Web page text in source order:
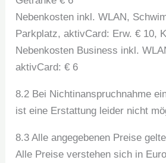
Nebenkosten inkl. WLAN,
Parkplatz, aktivCard: Erw. € 10,
Nebenkosten Business inkl.
aktivCard: € 6
8.2 Bei Nichtinanspruchnahme
ist eine Erstattung leider nicht
8.3 Alle angegebenen Preise
Alle Preise verstehen sich in